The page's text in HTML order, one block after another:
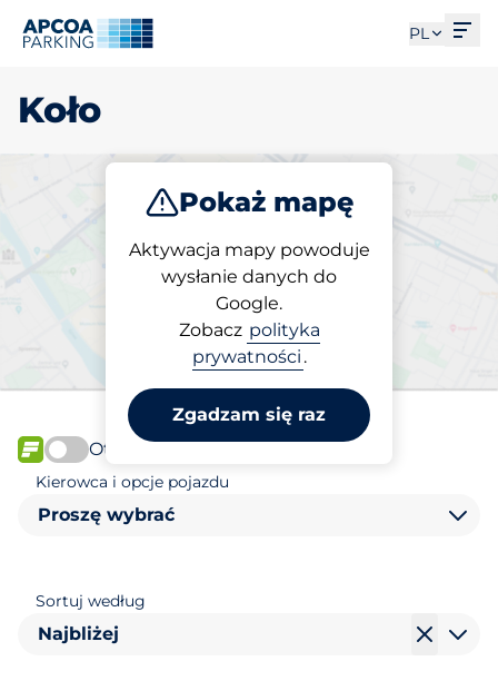
PL
Koło
Pokaż mapę
Aktywacja mapy powoduje
wysłanie danych do
Google.
Zobacz polityka
prywatności .
Zgadzam się raz
Parkuj
Wybierz miejsce
parkingowe w Koło
FLOW
Otwórz teraz
Kierowca i opcje pojazdu
Proszę wybrać
Sortuj według
Najbliżej